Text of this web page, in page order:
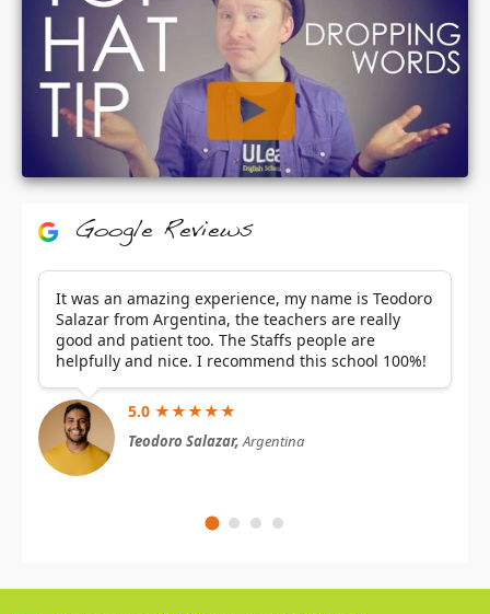
Google Reviews
It was an amazing experience, my name is Teodoro
Salazar from Argentina, the teachers are really
good and patient too. The Staffs people are
helpfully and nice. I recommend this school 100%!
5.0 ★★★★★
Teodoro Salazar,Argentina